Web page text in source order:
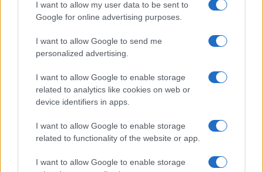
I want to allow my user data to be sent to
Google for online advertising purposes.
I want to allow Google to send me
personalized advertising.
I want to allow Google to enable storage
related to analytics like cookies on web or
device identifiers in apps.
I want to allow Google to enable storage
related to functionality of the website or app.
I want to allow Google to enable storage
Questa regione è famosa anche per le sue
praterie di Posidonia oceanica,
testimoniano la limpidezza del mare. Le
immersioni in Ogliastra offrono paesaggi
subacquei unici e una grande varietà di specie
marine.
Area Marina di Capo Carbonara e
Villasimius.